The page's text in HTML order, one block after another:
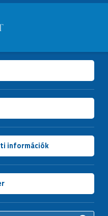
információk